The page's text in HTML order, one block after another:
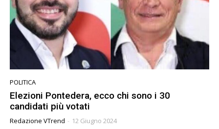
POLITICA
Elezioni Pontedera, ecco chi sono i 30
candidati più votati
Redazione VTrend - 12 Giugno 2024